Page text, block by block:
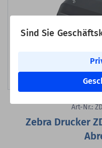
Sind Sie
Art-Nr.:
Zebra Drucker